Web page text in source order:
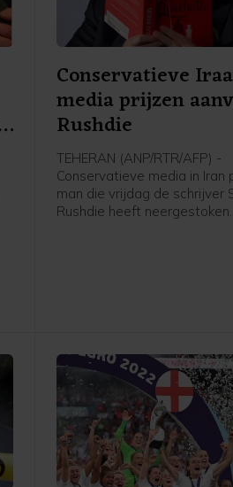
Conservatieve
media prijzen
Rushdie
TEHERAN (ANP/RTR/AFP) -
Conservatieve media in Iran
man die vrijdag de schrijver
Rushdie heeft